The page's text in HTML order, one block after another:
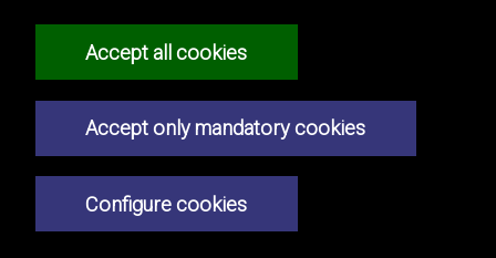
Accept all cookies
Accept only mandatory cookies
Configure cookies